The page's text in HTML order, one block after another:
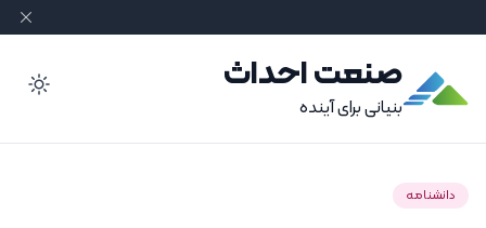
صنعت احداث
بنیانی برای آینده
دانشنامه